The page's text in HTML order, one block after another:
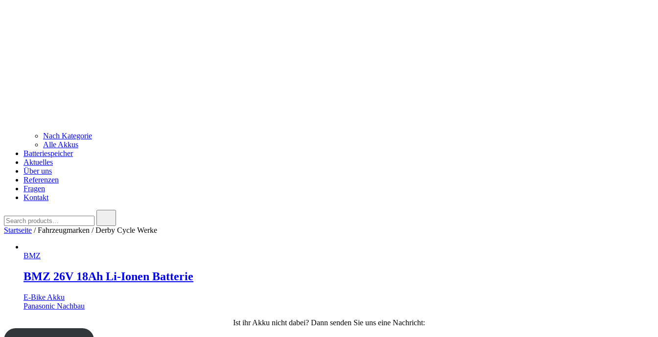
Nach Kategorie
Alle Akkus
Batteriespeicher
Aktuelles
Über uns
Referenzen
Fragen
Kontakt
for:
Startseite / Fahrzeugmarken / Derby Cycle Werke
BMZ
BMZ 26V 18Ah Li-Ionen Batterie
E-Bike Akku
Panasonic Nachbau
Ist ihr Akku nicht dabei? Dann senden Sie uns eine Nachricht: